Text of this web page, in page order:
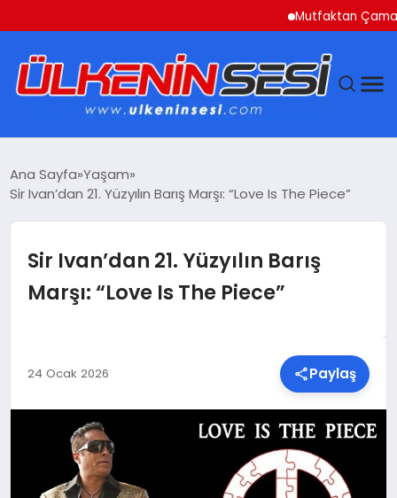
Mutfaktan Çamaşır
GÜNDEM
MAGAZIN
TEKNOLOJI
Ana Sayfa Yaşam
Sir Ivan’dan 21. Yüzyılın Barış Marşı: “Love Is The Piece”
Sir Ivan’dan 21. Yüzyılın Barış
Marşı: “Love Is The Piece”
24 Ocak 2026 Paylaş